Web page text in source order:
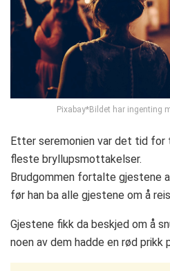
Pixabay*Bildet har ingenting
Etter seremonien var det tid for
fleste bryllupsmottakelser.
Brudgommen fortalte gjestene
før han ba alle gjestene om å
Gjestene fikk da beskjed om å
noen av dem hadde en rød prikk